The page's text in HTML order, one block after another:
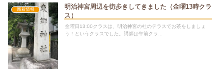
新着情報
明治神宮周辺を街歩きしてきました（金曜13時クラ
ス）
金曜日13:00クラスは、明治神宮の杜のテラスでお茶をしましょ
う！というクラスでした。講師は午前クラ...